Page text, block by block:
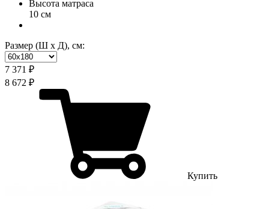
Высота матраса
10 см
Размер (Ш х Д), см:
7 371 ₽
8 672 ₽
Купить